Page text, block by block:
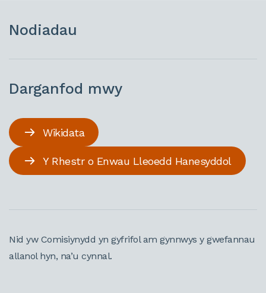
Nodiadau
Darganfod mwy
Wikidata
Y Rhestr o Enwau Lleoedd Hanesyddol
Nid yw Comisiynydd yn gyfrifol am gynnwys y gwefannau
allanol hyn, na’u cynnal.